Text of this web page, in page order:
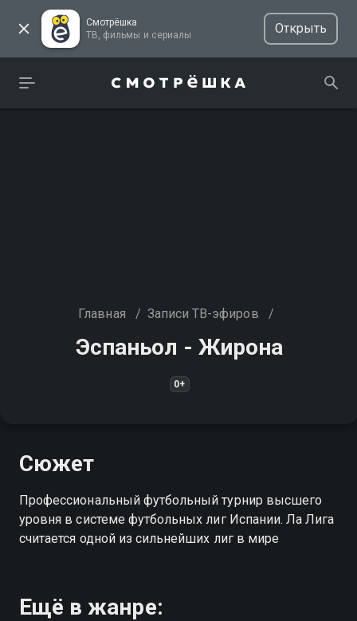
Смотрёшка
ТВ, фильмы и сериалы
Открыть
Главная / Записи ТВ-эфиров /
Эспаньол - Жирона
0+
Сюжет
Профессиональный футбольный турнир высшего
уровня в системе футбольных лиг Испании. Ла Лига
считается одной из сильнейших лиг в мире
Ещё в жанре: